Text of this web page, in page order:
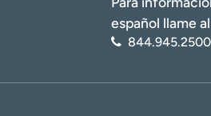
español llame al
844.945.2500